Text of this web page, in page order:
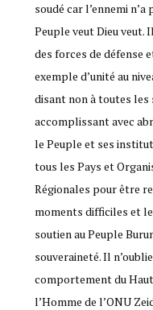
soudé car l’ennemi
Peuple veut Dieu veut.
des forces de défense
exemple d’unité au
disant non à toutes
accomplissant avec
le Peuple et ses
tous les Pays et
Régionales pour être
moments difficiles et
soutien au Peuple
souveraineté. Il
comportement du
l’Homme de l’ONU